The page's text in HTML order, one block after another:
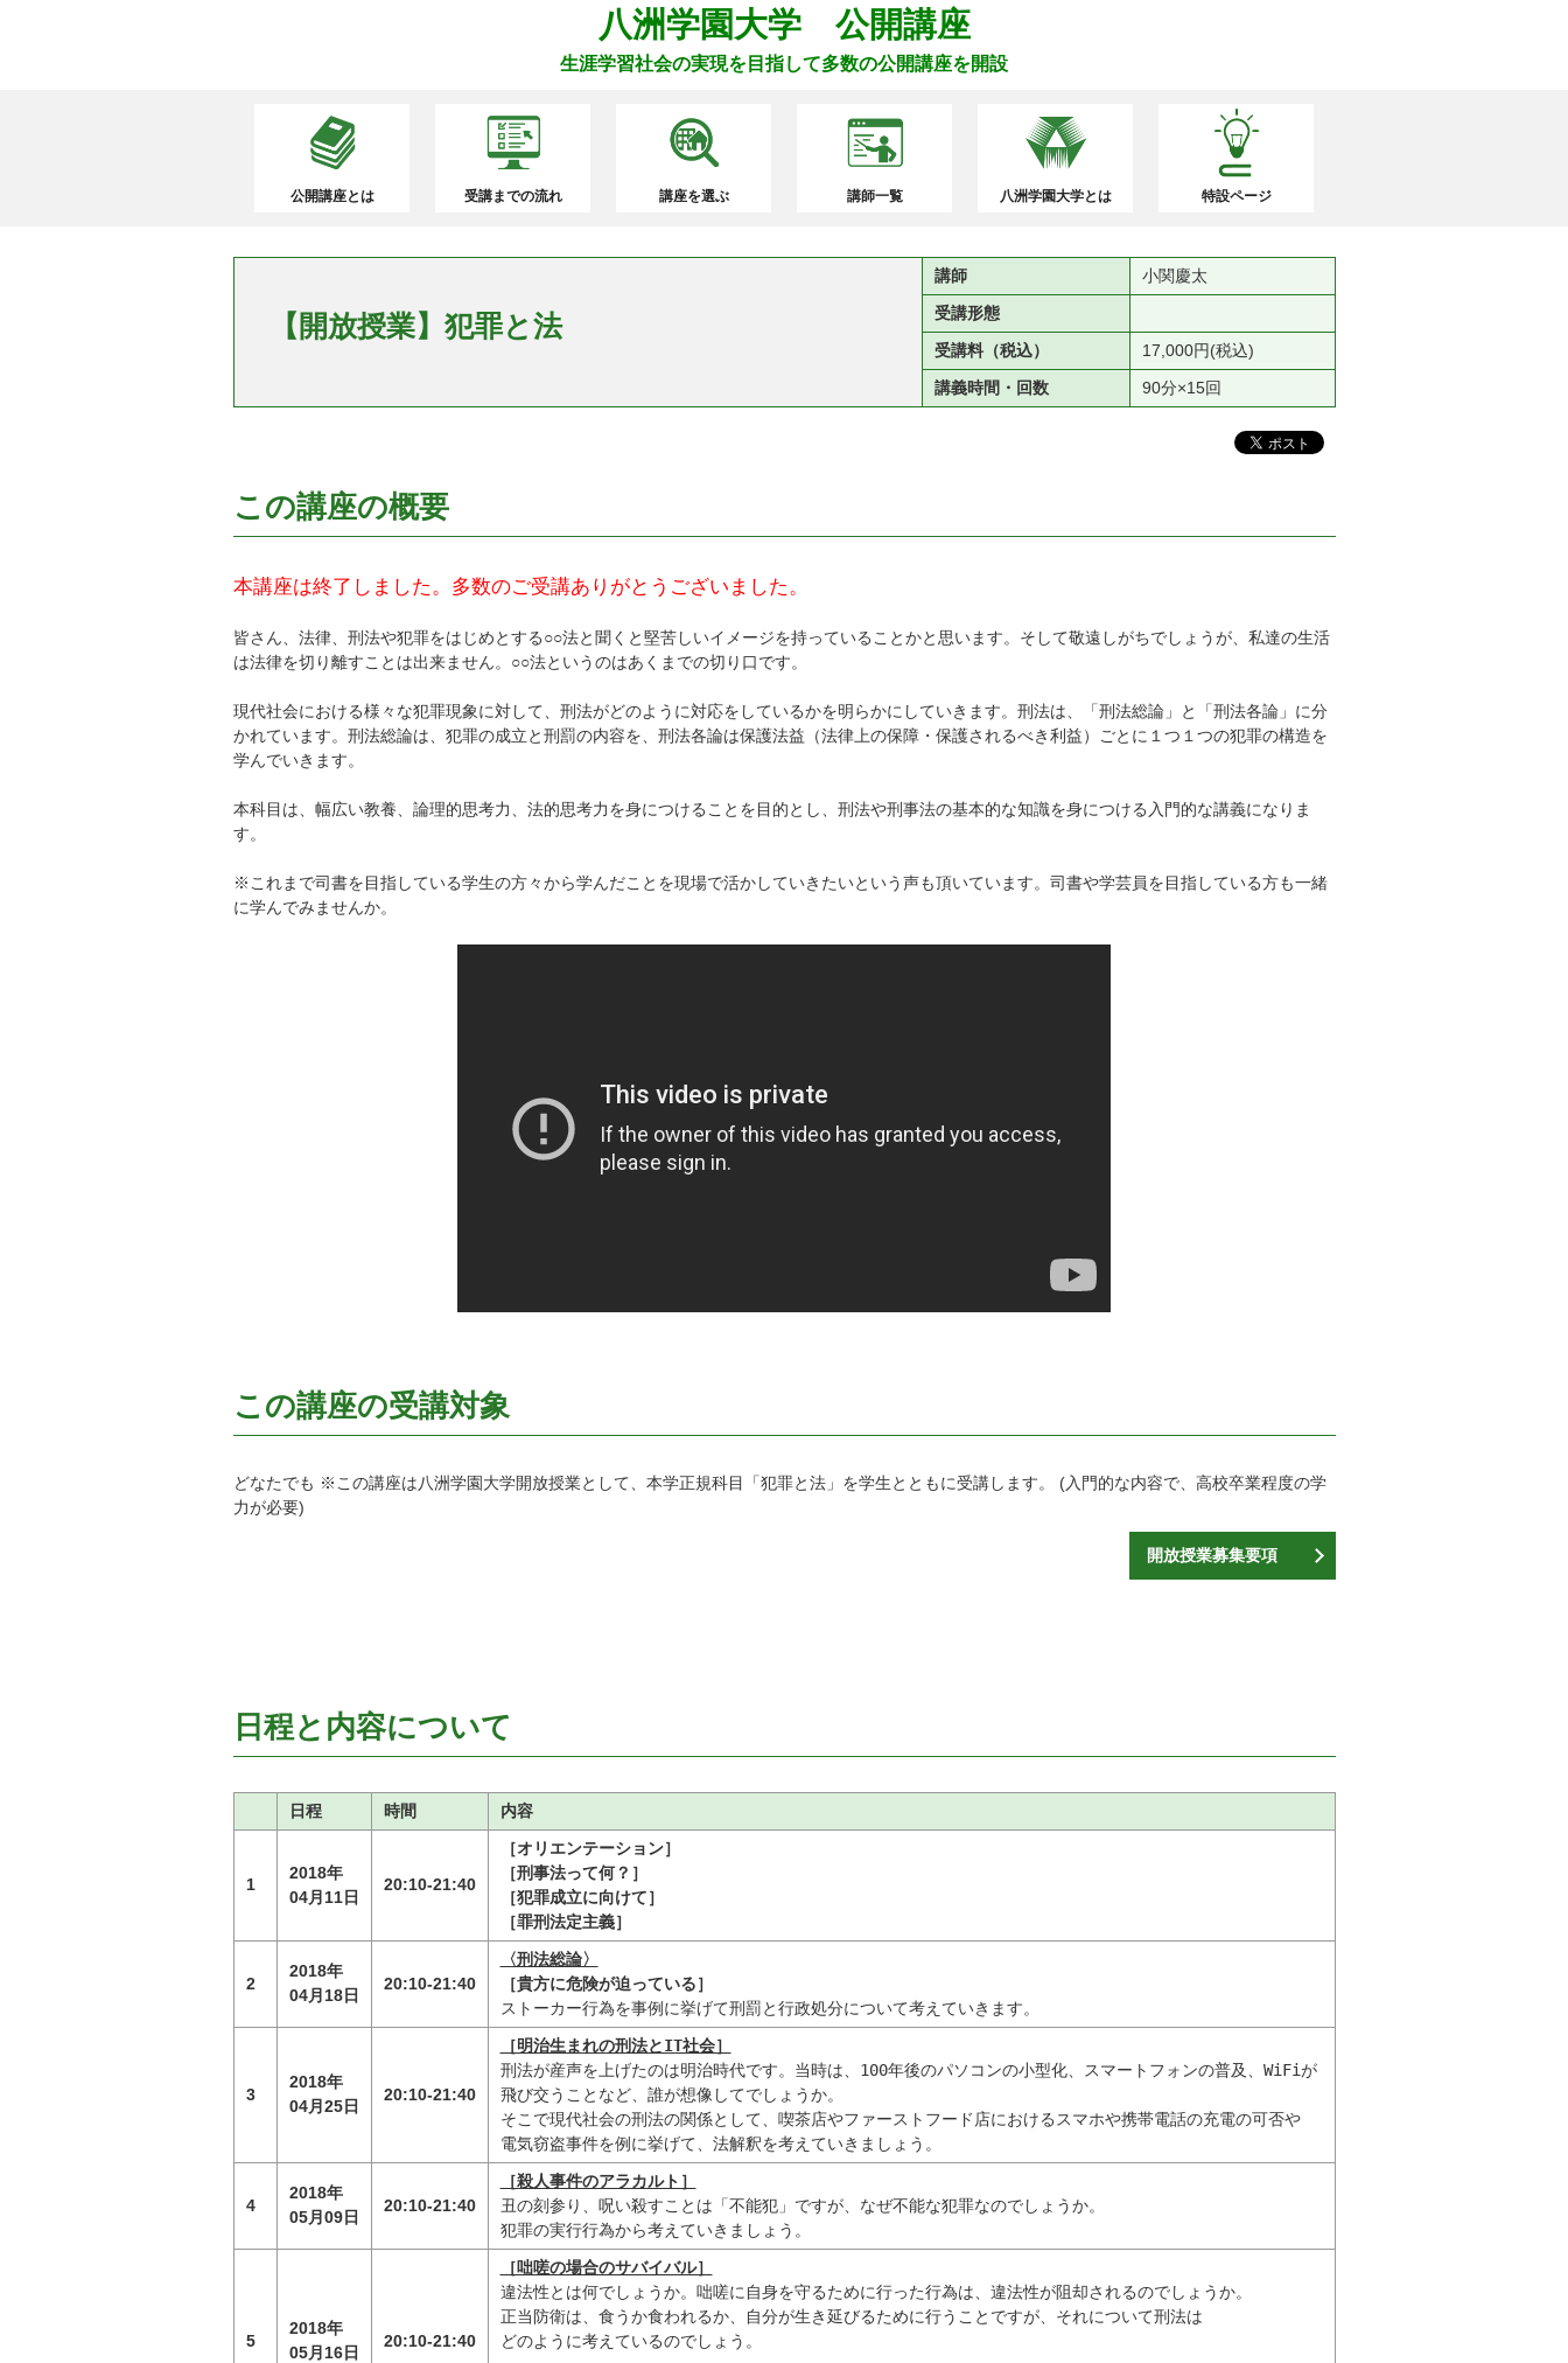
八洲学園大学 公開講座
生涯学習社会の実現を目指して多数の公開講座を開設
公開講座とは 受講までの流れ 講座を選ぶ 講師一覧 八洲学園大学とは 特設ページ
【開放授業】犯罪と法
講師
小関慶太
受講形態
受講料（税込）
17,000円(税込)
講義時間・回数
90分×15回
この講座の概要
本講座は終了しました。多数のご受講ありがとうございました。
皆さん、法律、刑法や犯罪をはじめとする○○法と聞くと堅苦しいイメージを持っていることかと思います。そして敬遠しがちでしょうが、私達の生活
は法律を切り離すことは出来ません。○○法というのはあくまでの切り口です。
現代社会における様々な犯罪現象に対して、刑法がどのように対応をしているかを明らかにしていきます。刑法は、「刑法総論」と「刑法各論」に分
かれています。刑法総論は、犯罪の成立と刑罰の内容を、刑法各論は保護法益（法律上の保障・保護されるべき利益）ごとに１つ１つの犯罪の構造を
学んでいきます。
本科目は、幅広い教養、論理的思考力、法的思考力を身につけることを目的とし、刑法や刑事法の基本的な知識を身につける入門的な講義になりま
す。
※これまで司書を目指している学生の方々から学んだことを現場で活かしていきたいという声も頂いています。司書や学芸員を目指している方も一緒
に学んでみませんか。
この講座の受講対象
どなたでも ※この講座は八洲学園大学開放授業として、本学正規科目「犯罪と法」を学生とともに受講します。 (入門的な内容で、高校卒業程度の学
力が必要)
開放授業募集要項
日程と内容について
日程 時間 内容
1
2018年
04月11日
20:10-21:40
［オリエンテーション］
［刑事法って何？］
［犯罪成立に向けて］
［罪刑法定主義］
2
2018年
04月18日
20:10-21:40
〈刑法総論〉
［貴方に危険が迫っている］
ストーカー行為を事例に挙げて刑罰と行政処分について考えていきます。
3
2018年
04月25日
20:10-21:40
［明治生まれの刑法とIT社会］
刑法が産声を上げたのは明治時代です。当時は、100年後のパソコンの小型化、スマートフォンの普及、WiFiが
飛び交うことなど、誰が想像してでしょうか。
そこで現代社会の刑法の関係として、喫茶店やファーストフード店におけるスマホや携帯電話の充電の可否や
電気窃盗事件を例に挙げて、法解釈を考えていきましょう。
4
2018年
05月09日
20:10-21:40
［殺人事件のアラカルト］
丑の刻参り、呪い殺すことは「不能犯」ですが、なぜ不能な犯罪なのでしょうか。
犯罪の実行行為から考えていきましょう。
5
2018年
05月16日
20:10-21:40
［咄嗟の場合のサバイバル］
違法性とは何でしょうか。咄嗟に自身を守るために行った行為は、違法性が阻却されるのでしょうか。
正当防衛は、食うか食われるか、自分が生き延びるために行うことですが、それについて刑法は
どのように考えているのでしょう。